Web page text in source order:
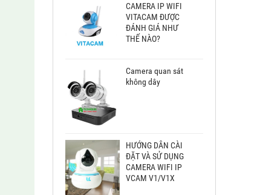
CAMERA IP WIFI
VITACAM ĐƯỢC
ĐÁNH GIÁ NHƯ
THẾ NÀO?
Camera quan sát
không dây
HƯỚNG DẪN CÀI
ĐẶT VÀ SỬ DỤNG
CAMERA WIFI IP
VCAM V1/V1X